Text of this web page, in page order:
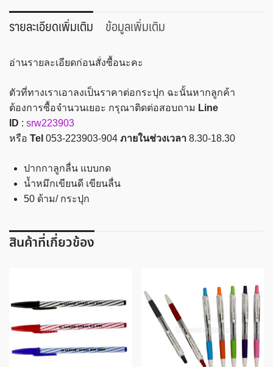
ลื่น
สีน้ำเงิน
ด้าม
เปิ้ล
รุ่น
MP311
ชิ้น
รายละเอียดเพิ่มเติม ข้อมูลเพิ่มเติม
อ่านรายละเอียดก่อนสั่งซื้อนะคะ
ตัวที่ทางเราเอาลงเป็นราคาต่อกระปุก ฉะนั้นหากลูกค้า
ต้องการซื้อจำนวนเยอะ กรุณาติดต่อสอบถาม Line
ID : srw223903
หรือ Tel 053-223903-904 ภายในช่วงเวลา 8.30-18.30
ปากกาลูกลื่น แบบกด
น้ำหมึกเขียนดี เขียนลื่น
50 ด้าม/ กระปุก
สินค้าที่เกี่ยวข้อง